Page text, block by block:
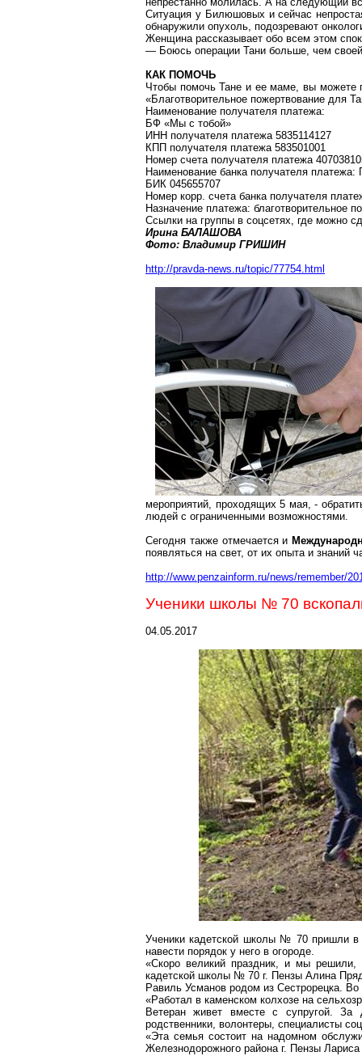
Ситуация у Билюшовыхи сейчас
обнаружили опухоль, подозревают
Женщина рассказывает обо всем этом
— Боюсь операции Тани больше, чем
КАК ПОМОЧЬ
Чтобы помочь Тане и ее маме, вы можете
«Благотворительное пожертвование для
Наименование получателя платежа:
БФ «Мы с тобой»
ИНН получателя платежа 5835114127
КПП получателя платежа 583501001
Номер счета получателя платежа
Наименование банка получателя
БИК 045655707
Номер корр. счета банка получателя
Назначение платежа: благотворительное
Ссылки на группы в соцсетях, где можно
Ирина БАЛАШОВА
Фото: Владимир ГРИШИН
http://pravda-news.ru/topic/77754.html
мероприятий, проходящих 5 мая, -
людей с ограниченными возможностями.
Сегодня также отмечается и
появляться на свет, от их опыта и знаний
http://www.penzainform.ru/news/remember/
Ученики школы № 70
04.05.2017
Ученики кадетской школы № 70 пришли в
навести порядок у него в огороде.
«Скоро великий праздник, и мы
кадетской школы № 70 г. Пензы Алина
Равиль Усманов родом из Сестрорецка.
«Работал в каменском колхозе на
Ветеран живет вместе с супругой. За
родственники, волонтеры, специалисты
«Эта семья состоит на надомном
Железнодорожного района г. Пензы Лариса